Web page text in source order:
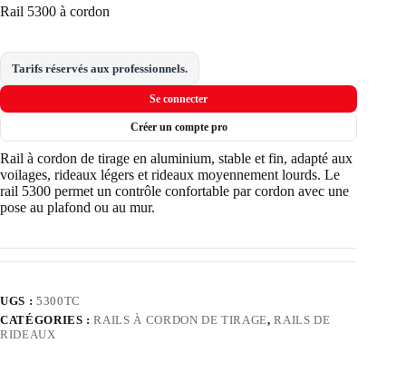
Rail 5300 à cordon
Tarifs réservés aux professionnels.
Se connecter
Créer un compte pro
Rail à cordon de tirage en aluminium, stable et fin, adapté aux
voilages, rideaux légers et rideaux moyennement lourds. Le
rail 5300 permet un contrôle confortable par cordon avec une
pose au plafond ou au mur.
UGS : 5300TC
CATÉGORIES :RAILS À CORDON DE TIRAGE,RAILS DE
RIDEAUX